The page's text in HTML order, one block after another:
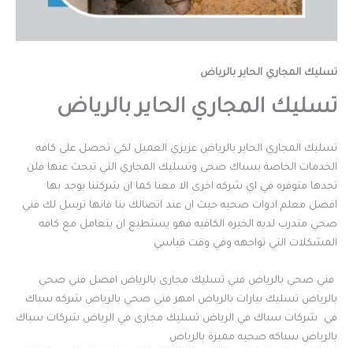
تسليك المجاري الحاير بالرياض
تسليك المجاري الحاير بالرياض
تسليك المجاري الحاير بالرياض عزيزي العميل لكي تحصل على كافه
الخدمات الخاصة بسباك صحى وتسليك المجاري التي تبحث عنها فلن
تجدها متوفره في اي شركه اخرى الا معنا كما ان شركتنا يوجد بها
افضل معلم ادوات صحيه حيث ان عند اتصالك بنا فانها ترسل لك فني
صحي متدرب لديه الخبره الكافيه فهو يستطيع ان يتعامل مع كافه
المشكلات التي تواجهه وفي وقت قياسي
فني صحي بالرياض فني تسليك مجارى بالرياض افضل فني صحي
بالرياض تسليك بيارات بالرياض امهر فني صحي بالرياض شركه سباك
في شركات سباك في الرياض تسليك مجارى في الرياض شركات سباك
بالرياض سباكه صحيه مميزة بالرياض